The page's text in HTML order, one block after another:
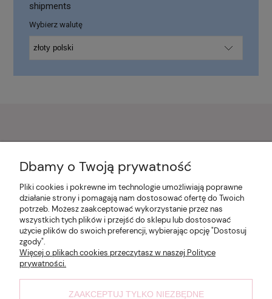
shipments
Wybierz walutę
Moje konto
Płatności i dostawa
Informacje
Dbamy o Twoją prywatność
Pliki cookies i pokrewne im technologie umożliwiają poprawne
działanie strony i pomagają nam dostosować ofertę do Twoich
potrzeb. Możesz zaakceptować wykorzystanie przez nas
wszystkich tych plików i przejść do sklepu lub dostosować
użycie plików do swoich preferencji, wybierając opcję "Dostosuj
zgody".
Więcej o plikach cookies przeczytasz w naszej Polityce
prywatności.
ZAAKCEPTUJ TYLKO NIEZBĘDNE